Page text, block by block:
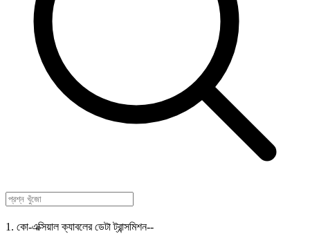
1. কো-এক্সিয়াল ক্যাবলের ডেটা ট্রান্সমিশন--